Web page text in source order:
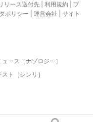
リース送付先 利用規約
プ
ポリシー 運営会社
サイト
ース［ナゾロジー］
ト［シンリ］